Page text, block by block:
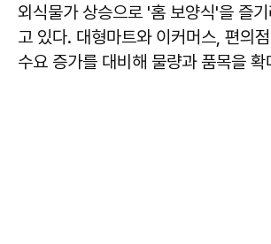
외식물가 상승으로 '홈 보양식'을 즐
고 있다. 대형마트와 이커머스, 편의
수요 증가를 대비해 물량과 품목을 확